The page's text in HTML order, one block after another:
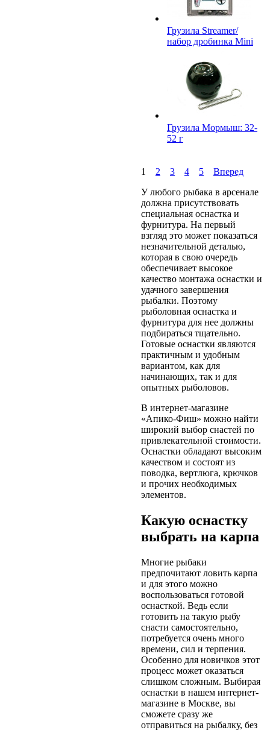
Грузила Streamer/
набор дробинка Mini
Грузила Мормыш: 32-
52 г
1 2 3 4 5
Вперед
У любого рыбака в арсенале
должна присутствовать
специальная оснастка и
фурнитура. На первый
взгляд это может показаться
незначительной деталью,
которая в свою очередь
обеспечивает высокое
качество монтажа оснастки и
удачного завершения
рыбалки. Поэтому
рыболовная оснастка и
фурнитура для нее должны
подбираться тщательно.
Готовые оснастки являются
практичным и удобным
вариантом, как для
начинающих, так и для
опытных рыболовов.
В интернет-магазине
«Апико-Фиш» можно найти
широкий выбор снастей по
привлекательной стоимости.
Оснастки обладают высоким
качеством и состоят из
поводка, вертлюга, крючков
и прочих необходимых
элементов.
Какую оснастку
выбрать на карпа
Многие рыбаки
предпочитают ловить карпа
и для этого можно
воспользоваться готовой
оснасткой. Ведь если
готовить на такую рыбу
снасти самостоятельно,
потребуется очень много
времени, сил и терпения.
Особенно для новичков этот
процесс может оказаться
слишком сложным. Выбирая
оснастки в нашем интернет-
магазине в Москве, вы
сможете сразу же
отправиться на рыбалку, без